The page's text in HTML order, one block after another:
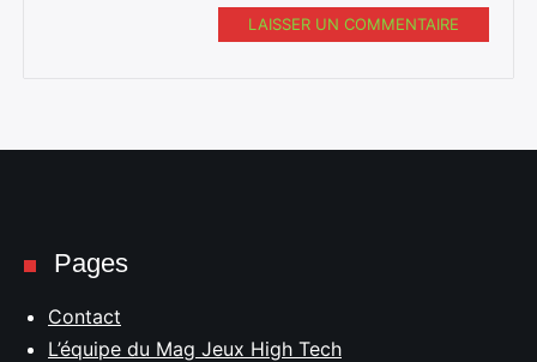
LAISSER UN COMMENTAIRE
Pages
Contact
L’équipe du Mag Jeux High Tech